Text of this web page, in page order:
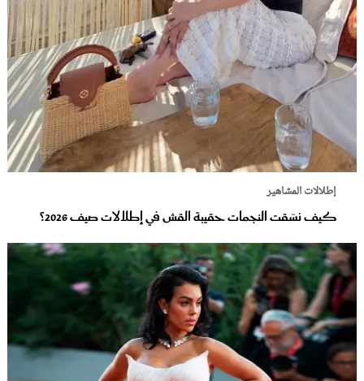
إطلالات المشاهير
كيف نسّقت النجمات حقيبة القش في إطلالات صيف 2026؟